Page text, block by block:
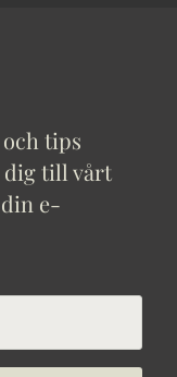
tips
till vårt
e-